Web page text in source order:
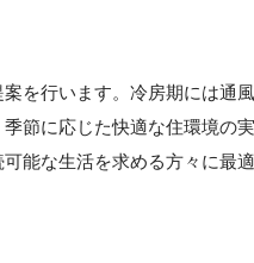
を行います。冷房期には通
節に応じた快適な住環境の
能な生活を求める方々に最